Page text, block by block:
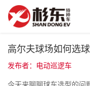
高尔夫球场如何选
发布者：电动巡逻车